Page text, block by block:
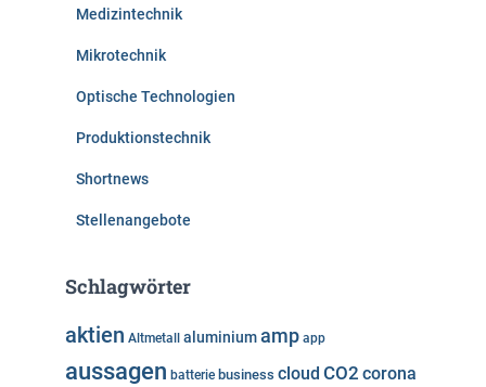
Medizintechnik
Mikrotechnik
Optische Technologien
Produktionstechnik
Shortnews
Stellenangebote
Schlagwörter
aktien Altmetall aluminiumamp app
aussagen batterie business cloud CO2 corona